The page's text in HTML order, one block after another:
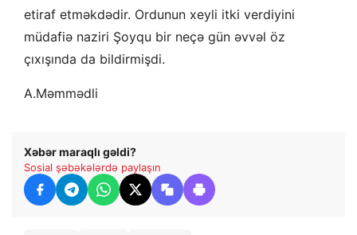
etiraf etməkdədir. Ordunun xeyli itki verdiyini
müdafiə naziri Şoyqu bir neçə gün əvvəl öz
çıxışında da bildirmişdi.
A.Məmmədli
Xəbər maraqlı gəldi?
Sosial şəbəkələrdə paylaşın